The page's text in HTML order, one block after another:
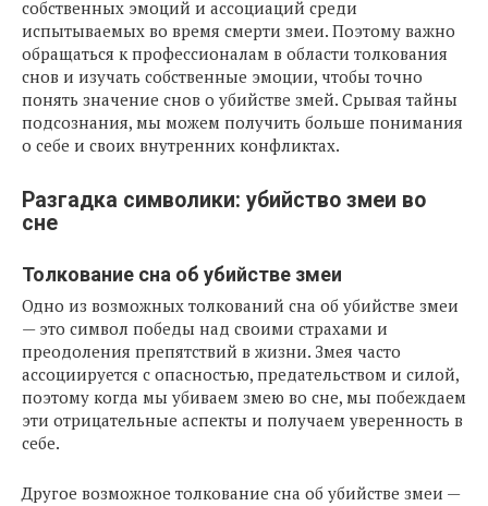
собственных эмоций и ассоциаций среди
испытываемых во время смерти змеи. Поэтому важно
обращаться к профессионалам в области толкования
снов и изучать собственные эмоции, чтобы точно
понять значение снов о убийстве змей. Срывая тайны
подсознания, мы можем получить больше понимания
о себе и своих внутренних конфликтах.
Разгадка символики: убийство змеи во
сне
Толкование сна об убийстве змеи
Одно из возможных толкований сна об убийстве змеи
— это символ победы над своими страхами и
преодоления препятствий в жизни. Змея часто
ассоциируется с опасностью, предательством и силой,
поэтому когда мы убиваем змею во сне, мы побеждаем
эти отрицательные аспекты и получаем уверенность в
себе.
Другое возможное толкование сна об убийстве змеи —